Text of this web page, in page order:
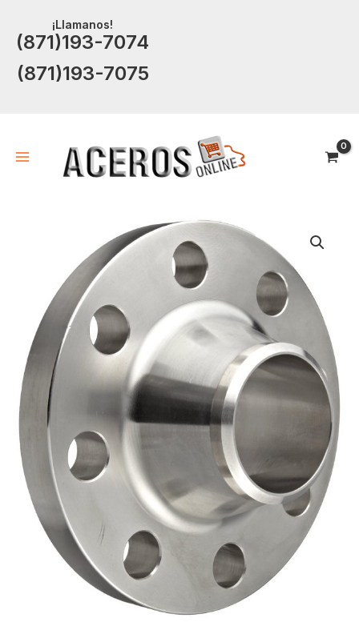
contenido
¡Llamanos!
(871)193-7074
(871)193-7075